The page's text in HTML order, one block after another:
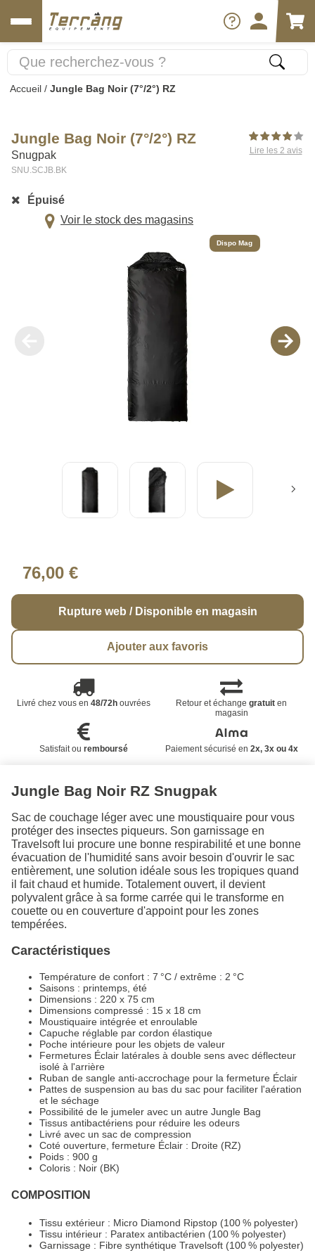
Accueil / Jungle Bag Noir (7°/2°) RZ
Jungle Bag Noir (7°/2°) RZ
Snugpak
SNU.SCJB.BK
Lire les 2 avis
Épuisé
Voir le stock des magasins
Dispo Mag
76,00 €
Rupture web / Disponible en magasin
Ajouter aux favoris
Livré chez vous en 48/72houvrées Retour et échangegratuit en
magasin
Satisfait ou remboursé Paiement sécurisé en 2x, 3x ou 4x
Jungle Bag Noir RZ Snugpak
Sac de couchage léger avec une moustiquaire pour vous
protéger des insectes piqueurs. Son garnissage en
Travelsoft lui procure une bonne respirabilité et une bonne
évacuation de l'humidité sans avoir besoin d'ouvrir le sac
entièrement, une solution idéale sous les tropiques quand
il fait chaud et humide. Totalement ouvert, il devient
polyvalent grâce à sa forme carrée qui le transforme en
couette ou en couverture d'appoint pour les zones
tempérées.
Caractéristiques
Température de confort : 7 °C / extrême : 2 °C
Saisons : printemps, été
Dimensions : 220 x 75 cm
Dimensions compressé : 15 x 18 cm
Moustiquaire intégrée et enroulable
Capuche réglable par cordon élastique
Poche intérieure pour les objets de valeur
Fermetures Éclair latérales à double sens avec déflecteur
isolé à l'arrière
Ruban de sangle anti-accrochage pour la fermeture Éclair
Pattes de suspension au bas du sac pour faciliter l'aération
et le séchage
Possibilité de le jumeler avec un autre Jungle Bag
Tissus antibactériens pour réduire les odeurs
Livré avec un sac de compression
Coté ouverture, fermeture Éclair : Droite (RZ)
Poids : 900 g
Coloris : Noir (BK)
COMPOSITION
Tissu extérieur : Micro Diamond Ripstop (100 % polyester)
Tissu intérieur : Paratex antibactérien (100 % polyester)
Garnissage : Fibre synthétique Travelsoft (100 % polyester)